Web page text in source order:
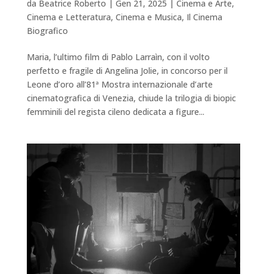
da Beatrice Roberto | Gen 21, 2025 | Cinema e Arte,
Cinema e Letteratura, Cinema e Musica, Il Cinema
Biografico
Maria, l’ultimo film di Pablo Larraìn, con il volto
perfetto e fragile di Angelina Jolie, in concorso per il
Leone d’oro all’81ª Mostra internazionale d’arte
cinematografica di Venezia, chiude la trilogia di biopic
femminili del regista cileno dedicata a figure...